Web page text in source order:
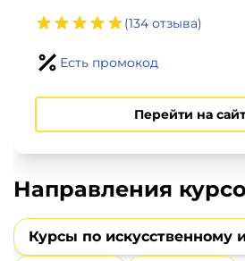
(134 отзыва)
Есть промокод
Перейти на сайт
Направления
Курсы по искусственному
Иностранный
язык
Для
детей
здоровье,
фитнес